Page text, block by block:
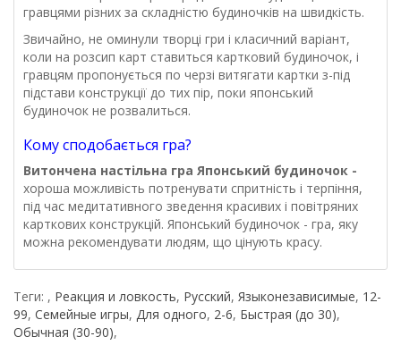
гравцями різних за складністю будиночків на швидкість.
Звичайно, не оминули творці гри і класичний варіант,
коли на розсип карт ставиться картковий будиночок, і
гравцям пропонується по черзі витягати картки з-під
підстави конструкції до тих пір, поки японський
будиночок не розвалиться.
Кому сподобається гра?
Витончена настільна гра Японський будиночок -
хороша можливість потренувати спритність і терпіння,
під час медитативного зведення красивих і повітряних
карткових конструкцій. Японський будиночок - гра, яку
можна рекомендувати людям, що цінують красу.
Теги: , Реакция и ловкость, Русский, Языконезависимые, 12-
99, Семейные игры, Для одного, 2-6, Быстрая (до 30),
Обычная (30-90),